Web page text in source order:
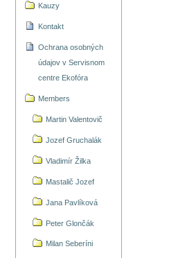
Kauzy
Kontakt
Ochrana osobných
údajov v Servisnom
centre Ekofóra
Members
Martin Valentovič
Jozef Gruchalák
Vladimír Žilka
Mastalič Jozef
Jana Pavlíková
Peter Glončák
Milan Seberíni